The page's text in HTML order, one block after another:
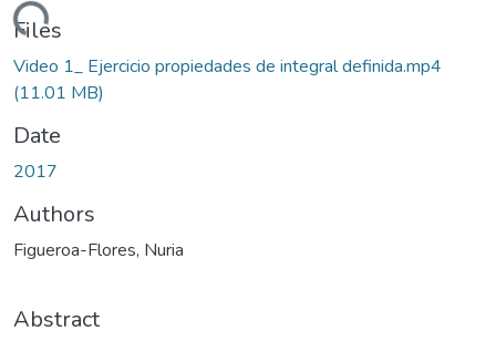
Files
Video 1_ Ejercicio propiedades de integral definida.mp4
(11.01 MB)
Date
2017
Authors
Figueroa-Flores, Nuria
Abstract